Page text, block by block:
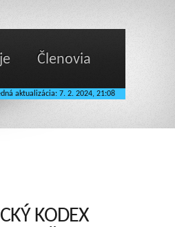
Členovia
aktualizácia: 7. 2. 2024, 21:08
KODEX